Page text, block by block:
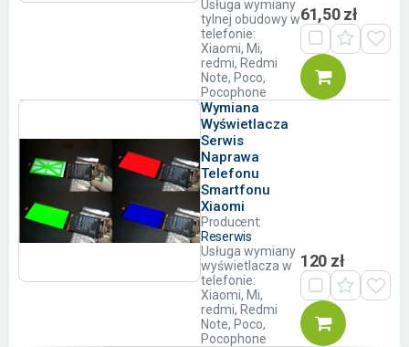
Usługa wymiany
tylnej obudowy w
telefonie:
Xiaomi, Mi,
redmi, Redmi
Note, Poco,
Pocophone
61,50 zł
Wymiana
Wyświetlacza
Serwis
Naprawa
Telefonu
Smartfonu
Xiaomi
Producent:
Reserwis
Usługa wymiany
wyświetlacza w
telefonie:
Xiaomi, Mi,
redmi, Redmi
Note, Poco,
Pocophone
120 zł